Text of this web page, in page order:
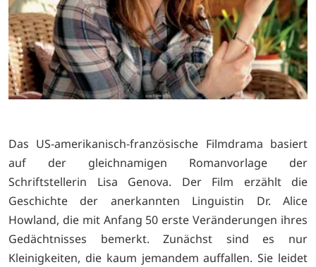
Das US-amerikanisch-französische Filmdrama basiert
auf der gleichnamigen Romanvorlage der
Schriftstellerin Lisa Genova. Der Film erzählt die
Geschichte der anerkannten Linguistin Dr. Alice
Howland, die mit Anfang 50 erste Veränderungen ihres
Gedächtnisses bemerkt. Zunächst sind es nur
Kleinigkeiten, die kaum jemandem auffallen. Sie leidet